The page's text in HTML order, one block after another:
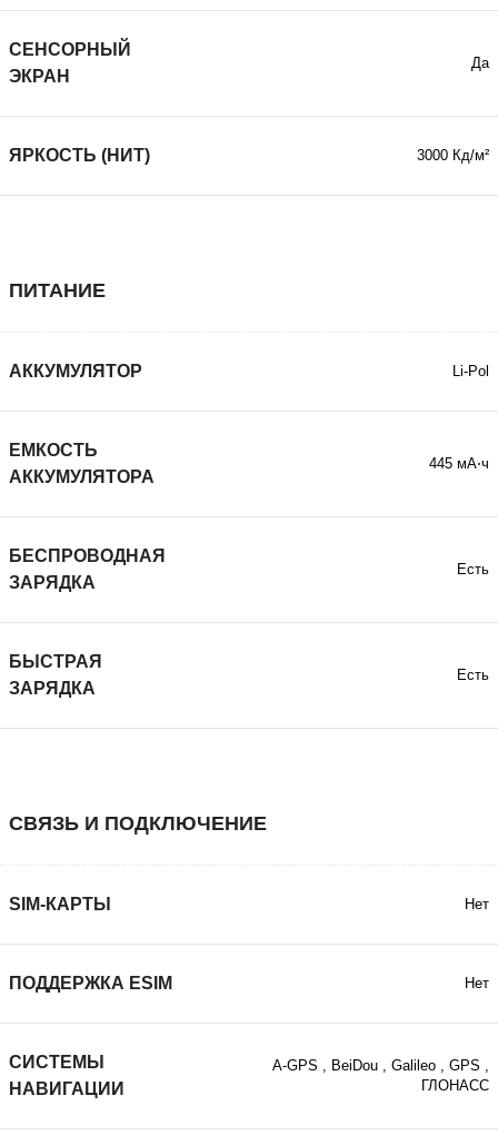
СЕНСОРНЫЙ
ЭКРАН
Да
ЯРКОСТЬ (НИТ) 3000 Кд/м²
ПИТАНИЕ
АККУМУЛЯТОР Li-Pol
ЕМКОСТЬ
АККУМУЛЯТОРА
445 мА⋅ч
БЕСПРОВОДНАЯ
ЗАРЯДКА
Есть
БЫСТРАЯ
ЗАРЯДКА
Есть
СВЯЗЬ И ПОДКЛЮЧЕНИЕ
SIM-КАРТЫ Нет
ПОДДЕРЖКА ESIM Нет
СИСТЕМЫ
НАВИГАЦИИ
A-GPS , BeiDou , Galileo , GPS ,
ГЛОНАСС